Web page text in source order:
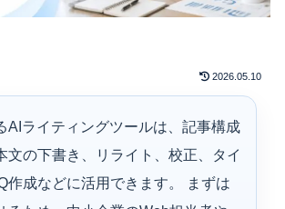
2026.05.10
AIライティングツールは、記事構成
文の下書き、リライト、校正、タイ
作成などに活用できます。 まずは